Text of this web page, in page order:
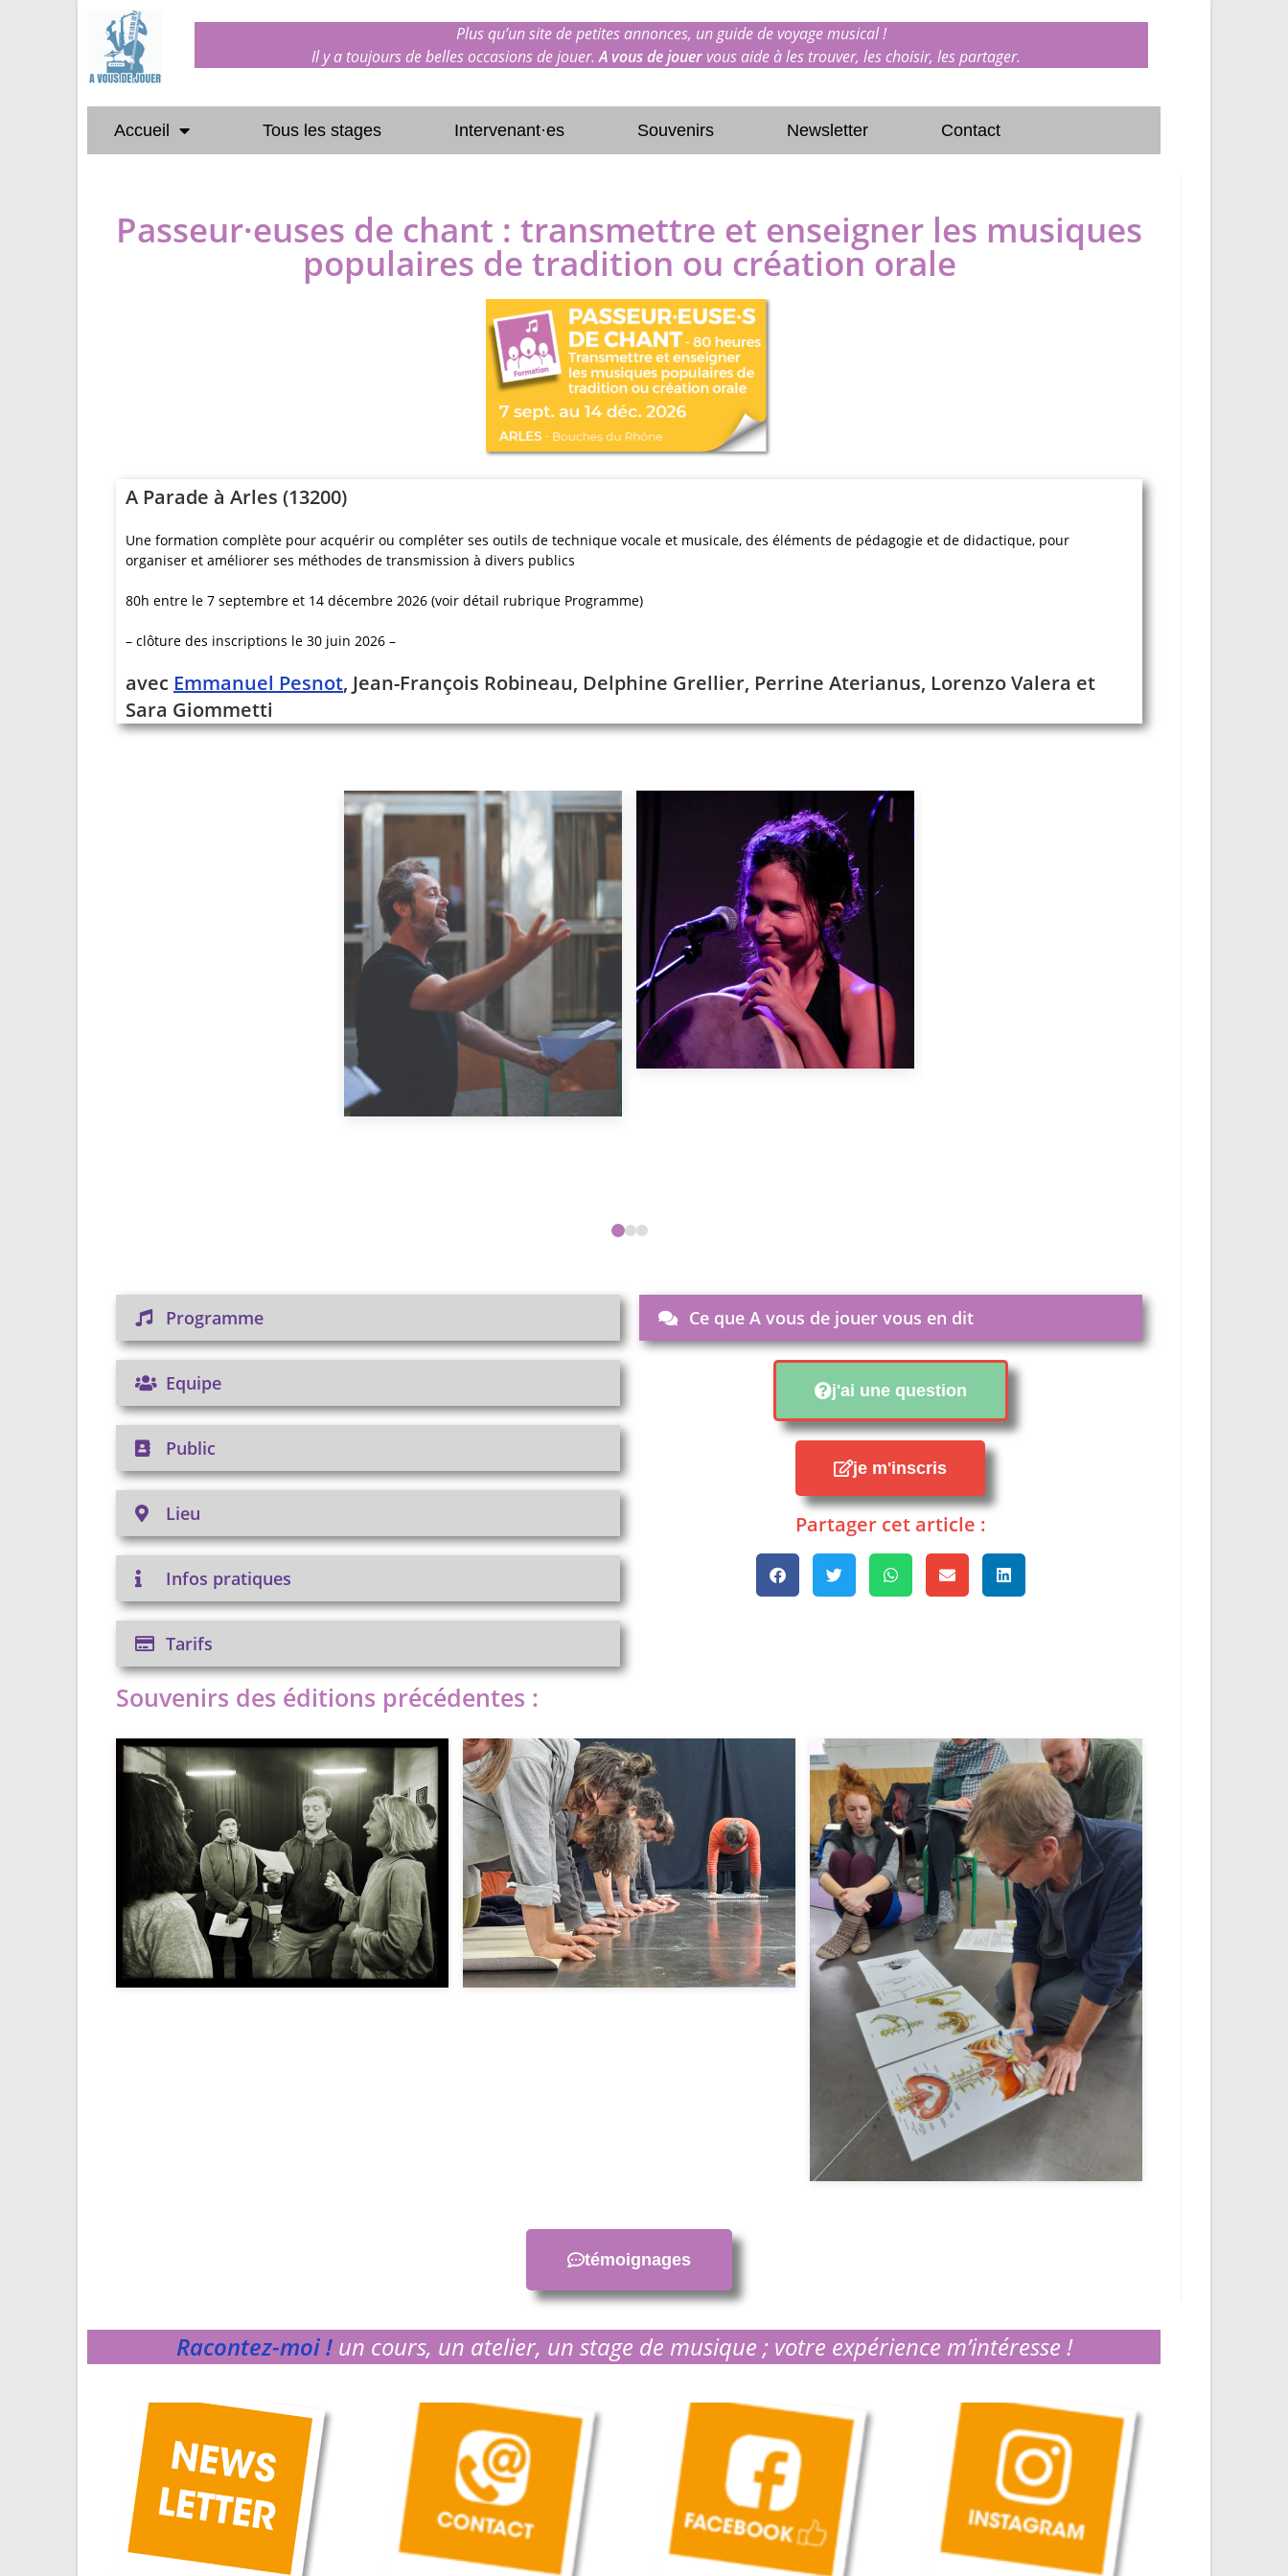
Plus qu’un site de petites annonces, un guide de voyage musical !
Il y a toujours de belles occasions de jouer.A vous de jouervous aide à les trouver, les choisir, les partager.
Accueil Tous les stages Intervenant·es Souvenirs Newsletter Contact
Passeur·euses de chant : transmettre et enseigner les musiques
populaires de tradition ou création orale
A Parade à Arles (13200)
Une formation complète pour acquérir ou compléter ses outils de technique vocale et musicale, des éléments de pédagogie et de didactique, pour
organiser et améliorer ses méthodes de transmission à divers publics
80h entre le 7 septembre et 14 décembre 2026 (voir détail rubrique Programme)
– clôture des inscriptions le 30 juin 2026 –
avec Emmanuel Pesnot, Jean-François Robineau, Delphine Grellier, Perrine Aterianus, Lorenzo Valera et
Sara Giommetti
Programme
Equipe
Public
Lieu
Infos pratiques
Tarifs
Ce que A vous de jouer vous en dit
j'ai une question
je m'inscris
Partager cet article :
Souvenirs des éditions précédentes :
témoignages
Racontez-moi ! un cours, un atelier, un stage de musique ; votre expérience m’intéresse !